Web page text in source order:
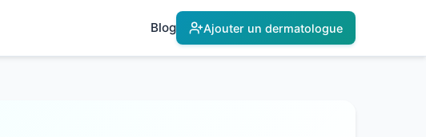
Blog Ajouter un dermatologue